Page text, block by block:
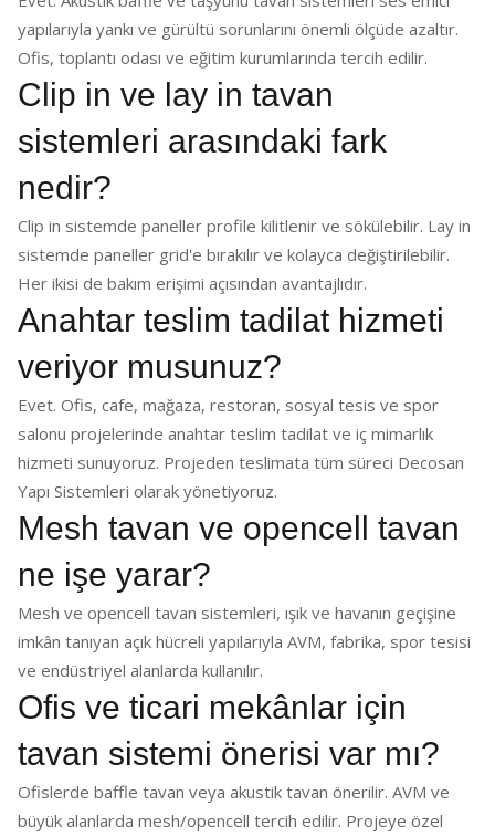
yapılarıyla yankı ve gürültü sorunlarını önemli ölçüde azaltır.
Ofis, toplantı odası ve eğitim kurumlarında tercih edilir.
Clip in ve lay in tavan
sistemleri arasındaki fark
nedir?
Clip in sistemde paneller profile kilitlenir ve sökülebilir. Lay in
sistemde paneller grid'e bırakılır ve kolayca değiştirilebilir.
Her ikisi de bakım erişimi açısından avantajlıdır.
Anahtar teslim tadilat hizmeti
veriyor musunuz?
Evet. Ofis, cafe, mağaza, restoran, sosyal tesis ve spor
salonu projelerinde anahtar teslim tadilat ve iç mimarlık
hizmeti sunuyoruz. Projeden teslimata tüm süreci Decosan
Yapı Sistemleri olarak yönetiyoruz.
Mesh tavan ve opencell tavan
ne işe yarar?
Mesh ve opencell tavan sistemleri, ışık ve havanın geçişine
imkân tanıyan açık hücreli yapılarıyla AVM, fabrika, spor tesisi
ve endüstriyel alanlarda kullanılır.
Ofis ve ticari mekânlar için
tavan sistemi önerisi var mı?
Ofislerde baffle tavan veya akustik tavan önerilir. AVM ve
büyük alanlarda mesh/opencell tercih edilir. Projeye özel